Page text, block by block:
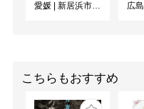
愛媛
新居浜市美術館
広島
こちらもおすすめ